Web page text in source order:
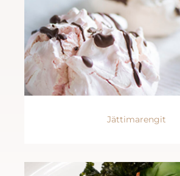
Jättimarengit